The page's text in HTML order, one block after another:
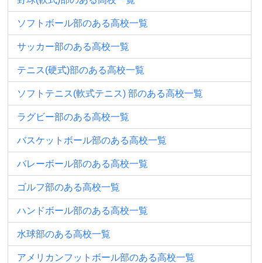
ソフトボール部のある高校一覧
サッカー部のある高校一覧
テニス(硬式)部のある高校一覧
ソフトテニス(軟式テニス) 部のある高校一覧
ラグビー部のある高校一覧
バスケットボール部のある高校一覧
バレーボール部のある高校一覧
ゴルフ部のある高校一覧
ハンドボール部のある高校一覧
水球部のある高校一覧
アメリカンフットボール部のある高校一覧